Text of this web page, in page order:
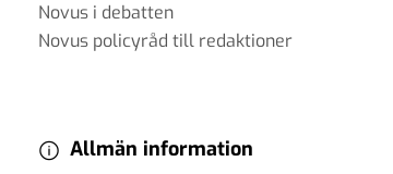
Novus i debatten
Novus policyråd till redaktioner
Allmän information